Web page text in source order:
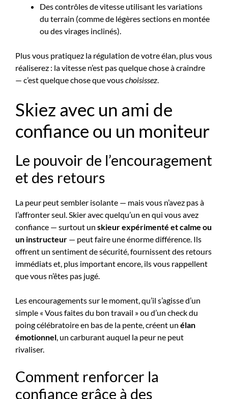
Des contrôles de vitesse utilisant les variations
du terrain (comme de légères sections en montée
ou des virages inclinés).
Plus vous pratiquez la régulation de votre élan, plus vous
réaliserez : la vitesse n’est pas quelque chose à craindre
— c’est quelque chose que vouschoisissez.
Skiez avec un ami de
confiance ou un moniteur
Le pouvoir de l’encouragement
et des retours
La peur peut sembler isolante — mais vous n’avez pas à
l’affronter seul. Skier avec quelqu’un en qui vous avez
confiance — surtout un skieur expérimenté et calme ou
un instructeur — peut faire une énorme différence. Ils
offrent un sentiment de sécurité, fournissent des retours
immédiats et, plus important encore, ils vous rappellent
que vous n’êtes pas jugé.
Les encouragements sur le moment, qu’il s’agisse d’un
simple « Vous faites du bon travail » ou d’un check du
poing célébratoire en bas de la pente, créent un élan
émotionnel, un carburant auquel la peur ne peut
rivaliser.
Comment renforcer la
confiance grâce à des